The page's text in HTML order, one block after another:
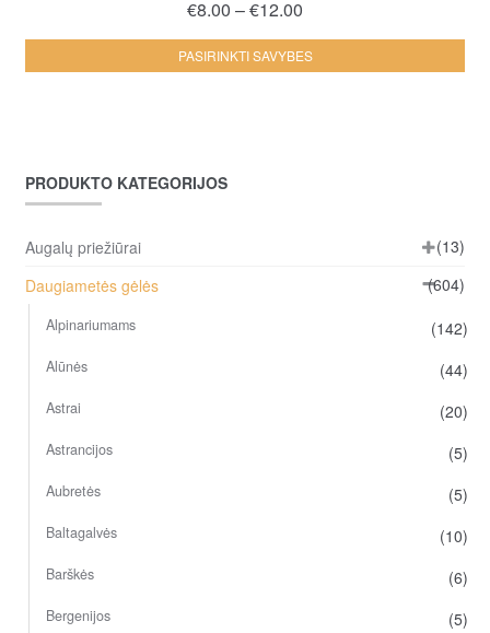
€8.00 –€12.00
range:
€8.00
PASIRINKTI SAVYBES
on
PRODUKTO KATEGORIJOS
Augalų priežiūrai
(13)
Daugiametės gėlės
(604)
Alpinariumams (142)
Alūnės (44)
Astrai (20)
Astrancijos (5)
Aubretės (5)
Baltagalvės (10)
Barškės (6)
Bergenijos (5)